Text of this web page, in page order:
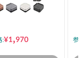
:¥1,970 参